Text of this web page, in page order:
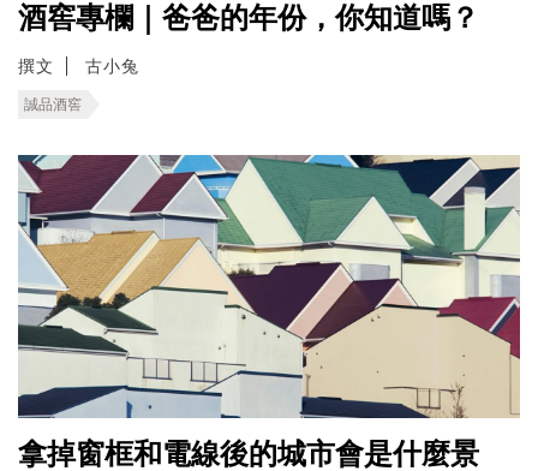
酒窖專欄｜爸爸的年份，你知道嗎？
撰文 古小兔
誠品酒窖
拿掉窗框和電線後的城市會是什麼景